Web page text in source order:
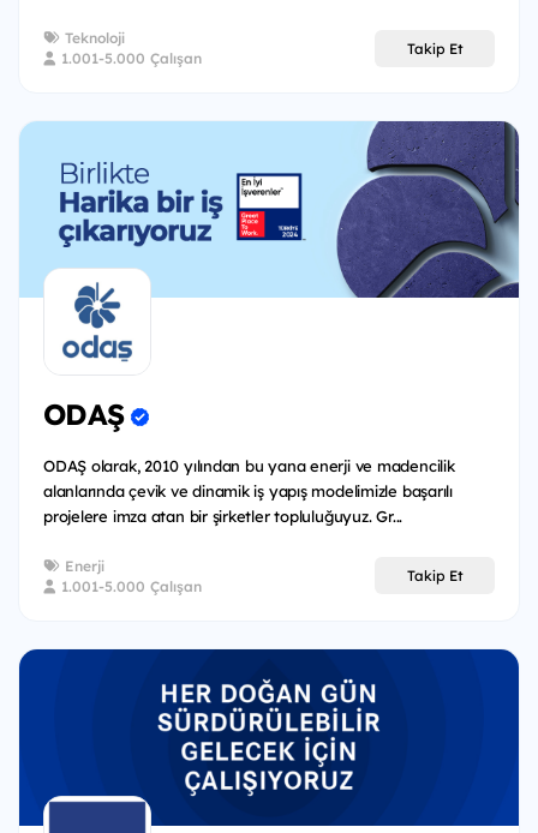
Teknoloji
1.001-5.000 Çalışan
Takip Et
ODAŞ
ODAŞ olarak, 2010 yılından bu yana enerji ve madencilik
alanlarında çevik ve dinamik iş yapış modelimizle başarılı
projelere imza atan bir şirketler topluluğuyuz. Gr...
Enerji
1.001-5.000 Çalışan
Takip Et